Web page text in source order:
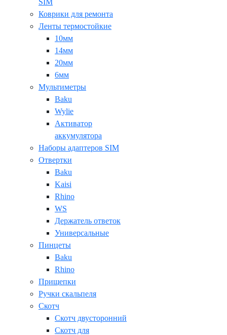
SIM
Коврики для ремонта
Ленты термостойкие
10мм
14мм
20мм
6мм
Мультиметры
Baku
Wylie
Активатор
аккумулятора
Наборы адаптеров SIM
Отвертки
Baku
Kaisi
Rhino
WS
Держатель ответок
Универсальные
Пинцеты
Baku
Rhino
Прищепки
Ручки скальпеля
Скотч
Скотч двусторонний
Скотч для